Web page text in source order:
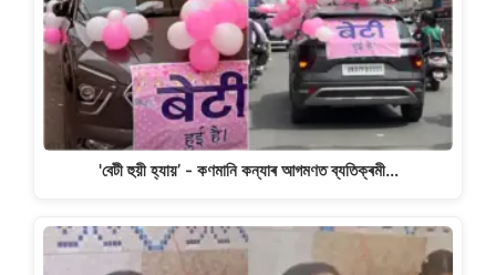
'বেটী হুয়ী হ্যায়’ - কণমানি কন্যাৰ আগমণত ব্যতিক্ৰমী…